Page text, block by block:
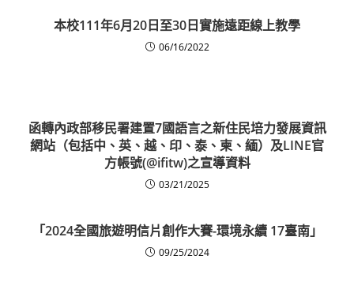
本校111年6月20日至30日實施遠距線上教學
06/16/2022
函轉內政部移民署建置7國語言之新住民培力發展資訊
網站（包括中、英、越、印、泰、柬、緬）及LINE官
方帳號(@ifitw)之宣導資料
03/21/2025
「2024全國旅遊明信片創作大賽-環境永續 17臺南」
09/25/2024